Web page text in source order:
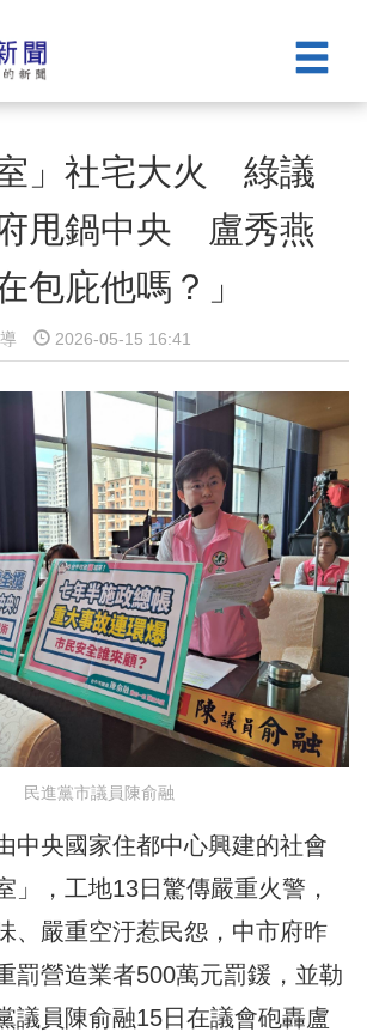
室」社宅大火 綠議
甩鍋中央 盧秀燕
包庇他嗎？」
2026-05-15 16:41
民進黨市議員陳俞融
中央國家住都中心興建的社會
」，工地13日驚傳嚴重火警，
、嚴重空汙惹民怨，中市府昨
罰營造業者500萬元罰鍰，並勒
議員陳俞融15日在議會砲轟盧